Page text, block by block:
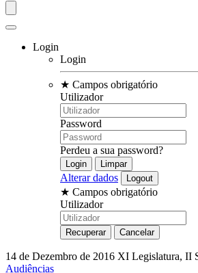
Login
Login
★ Campos obrigatório
Utilizador
Password
Perdeu a sua password?
Alterar dados
★ Campos obrigatório
Utilizador
14 de Dezembro de 2016 XI Legislatura, II
Audiências